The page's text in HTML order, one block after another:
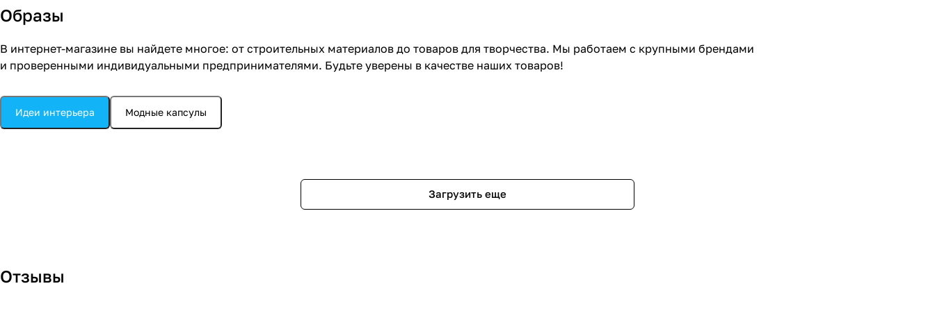
Образы
В интернет-магазине вы найдете многое: от строительных материалов до товаров для творчества. Мы работаем с крупными брендами
и проверенными индивидуальными предпринимателями. Будьте уверены в качестве наших товаров!
Идеи интерьера Модные капсулы
Кухня
Кухня в стиле модерн
Загрузить еще
Отзывы